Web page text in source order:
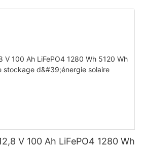
V 100 Ah LiFePO4 1280 Wh